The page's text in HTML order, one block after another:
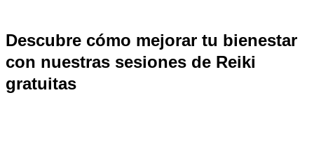
Descubre cómo mejorar tu bienestar
con nuestras sesiones de Reiki
gratuitas